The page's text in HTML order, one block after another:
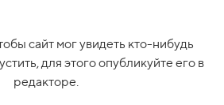
сайт мог увидеть кто-нибудь
для этого опубликуйте его в
редакторе.